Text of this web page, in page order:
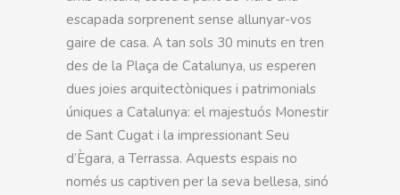
escapada sorprenent sense allunyar-vos
gaire de casa. A tan sols 30 minuts en tren
des de la Plaça de Catalunya, us esperen
dues joies arquitectòniques i patrimonials
úniques a Catalunya: el majestuós Monestir
de Sant Cugat i la impressionant Seu
d’Ègara, a Terrassa. Aquests espais no
només us captiven per la seva bellesa, sinó